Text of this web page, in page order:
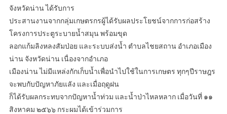
จังหวัดน่าน ได้รับการ
ประสานงานจากกลุ่มเกษตรกรผู้ได้รับผลประโยชน์จากการก่อสร้าง
โครงการประตูระบายน้ำสมุน พร้อมขุด
ลอกแก้มลิงหลงสัมป่อย และระบบส่งน้ำ ตำบลไชยสถาน อำเภอเมือง
น่าน จังหวัดน่าน เนื่องจากอำเภอ
เมืองน่าน ไม่มีแหล่งกักเก็บน้ำเพื่อนำไปใช้ในการเกษตร ทุกๆปีราษฎร
จะพบกับปัญหาภัยแลัง และเมื่อฤดูฝน
ก็ได้รับผลกระทบจากปัญหาน้ำท่วม และน้ำป่าไหลหลาก เมื่อวันที่ ๑๑
สิงหาคม ๒๕๖๖ กระผมได้เข้าร่วมการ